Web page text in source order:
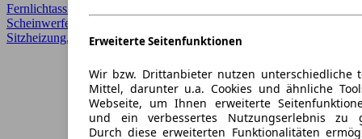
Fernlichtassistent, Garantie, Head-up display, LED, LED-
Scheinwerfer, Lichtsensor, Regensensor, Scheckheftgepflegt,
Sitzheizung, Sportpaket, Sportsitze
Erweiterte Seitenfunktionen
Wir bzw. Drittanbieter nutzen unterschiedliche
Mittel, darunter u.a. Cookies und ähnliche
Webseite, um Ihnen erweiterte
und ein verbessertes Nutzungserlebnis zu
Durch diese erweiterten Funktionalitäten